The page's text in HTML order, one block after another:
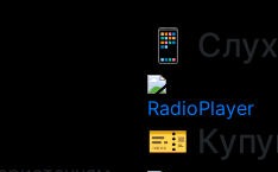
📱
RadioPlayer
🎫